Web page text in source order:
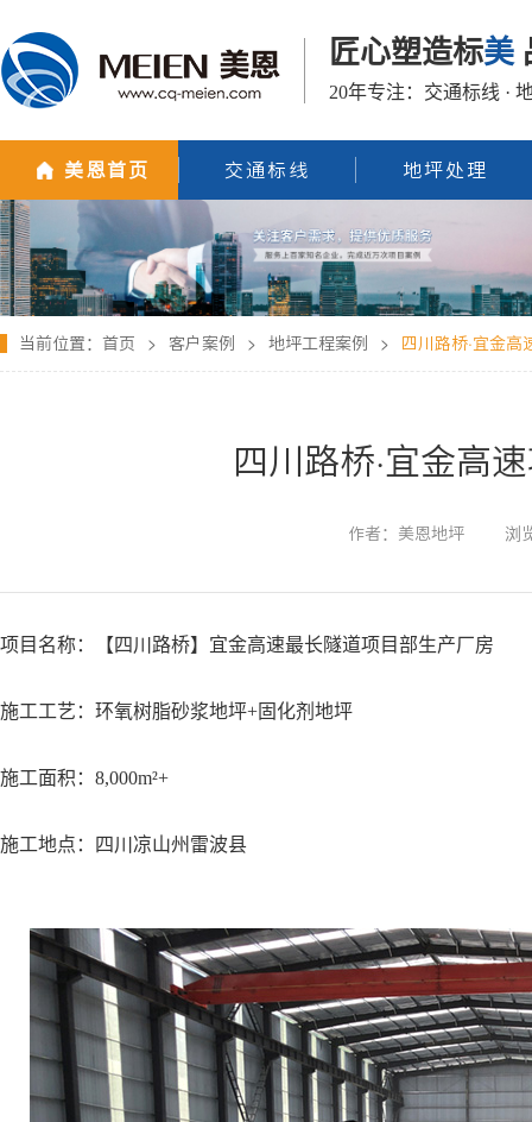
匠心塑造标美
20年专注：交通标线 ·
美恩首页 交通标线 地坪处理
当前位置： 首页 > 客户案例 > 地坪工程案例 > 四川路桥·宜金高
四川路桥·宜金高
作者：美恩地坪 浏
项目名称：【四川路桥】宜金高速最长隧道项目部生产厂房
施工工艺：环氧树脂砂浆地坪+固化剂地坪
施工面积：8,000m²+
施工地点：四川凉山州雷波县